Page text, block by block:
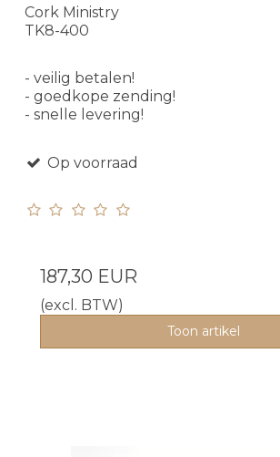
Cork Ministry
TK8-400
- veilig betalen!
- goedkope zending!
- snelle levering!
Op voorraad
187,30 EUR
(excl. BTW)
Toon artikel